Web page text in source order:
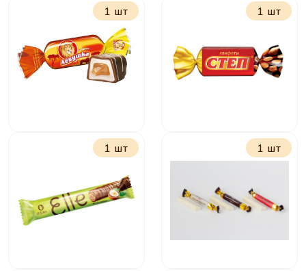
Адель с миндалем
Лёвушка детям
Чудо-звери
1 шт 1 шт
1 шт 1 шт